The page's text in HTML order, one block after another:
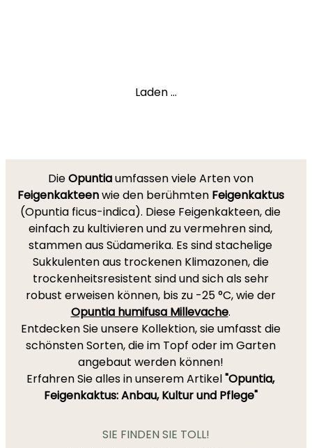
Laden ...
DieOpuntiaumfassen viele Arten von
Feigenkakteenwie den berühmten Feigenkaktus
(Opuntia ficus-indica). Diese Feigenkakteen, die
einfach zu kultivieren und zu vermehren sind,
stammen aus Südamerika. Es sind stachelige
Sukkulenten aus trockenen Klimazonen, die
trockenheitsresistent sind und sich als sehr
robust erweisen können, bis zu -25 °C, wie der
Opuntia humifusa Millevache.
Entdecken Sie unsere Kollektion, sie umfasst die
schönsten Sorten, die im Topf oder im Garten
angebaut werden können!
Erfahren Sie alles in unserem Artikel"Opuntia,
Feigenkaktus: Anbau, Kultur und Pflege"
SIE FINDEN SIE TOLL!